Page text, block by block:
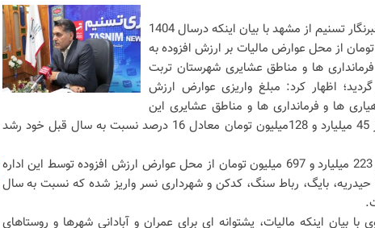
جعفر احسانی مهر در گفت‌وگو با خبرنگار تسنیم از مشهد با بیان اینکه درسال 1404
و 863 میلیون تومان از محل عوارض مالیات بر ارزش افزوده به
ها و مناطق عشایری شهرستان تربت
اظهار کرد: مبلغ واریزی عوارض ارزش
ها و فرمانداری ها و مناطق عشایری این
شهرستان در سال گذشته، بیش از 45 میلیارد و 128میلیون تومان معادل 16 درصد نسبت به سال قبل خود رشد
وی افزود:در سال گذشته افزون بر 223 میلیارد و 697 میلیون تومان از محل عوارض ارزش افزوده توسط این اداره
بایگ، رباط سنگ، کدکن و شهرداری نسر واریز شده که نسبت به سال
با بیان اینکه مالیات، پشتوانه ای برای عمران و آبادانی شهرها و روستاهای